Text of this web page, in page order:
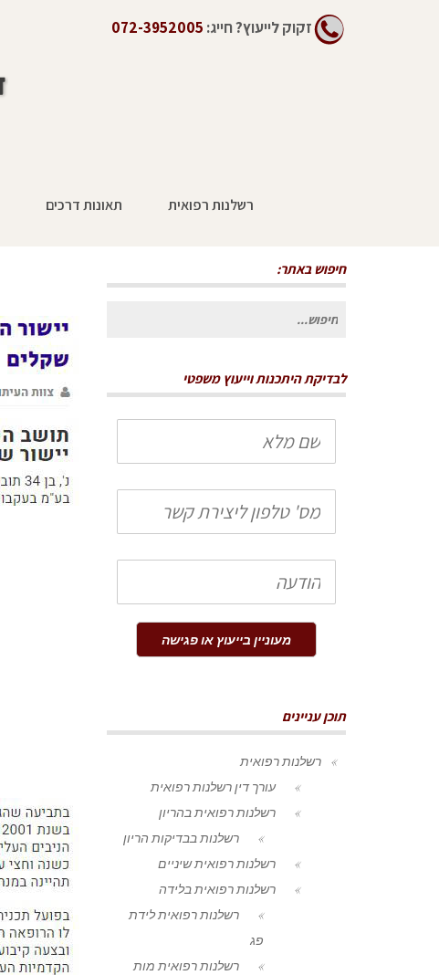
זקוק לייעוץ?חייג: 072-3952005
רשלנות רפואית תאונות דרכים
חיפוש באתר:
חיפוש
לבדיקת היתכנות וייעוץ משפטי
שם
מלא
טלפון
הודעה
מעוניין בייעוץ או פגישה
תוכן עניינים
רשלנות רפואית
עורך דין רשלנות רפואית
רשלנות רפואית בהריון
רשלנות בבדיקות הריון
רשלנות רפואית שיניים
רשלנות רפואית בלידה
רשלנות רפואית לידת
פג
רשלנות רפואית מות